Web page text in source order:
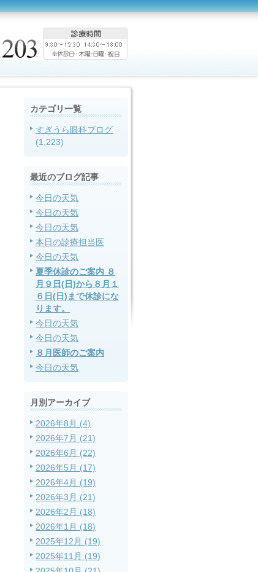
カテゴリ一覧
すぎうら眼科ブログ
(1,223)
最近のブログ記事
今日の天気
今日の天気
今日の天気
本日の診療担当医
今日の天気
夏季休診のご案内 ８
月９日(日)から８月１
６日(日)まで休診にな
ります。
今日の天気
今日の天気
８月医師のご案内
今日の天気
月別アーカイブ
2026年8月 (4)
2026年7月 (21)
2026年6月 (22)
2026年5月 (17)
2026年4月 (19)
2026年3月 (21)
2026年2月 (18)
2026年1月 (18)
2025年12月 (19)
2025年11月 (19)